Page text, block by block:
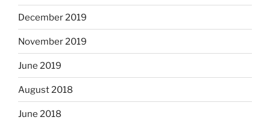
December 2019
November 2019
June 2019
August 2018
June 2018